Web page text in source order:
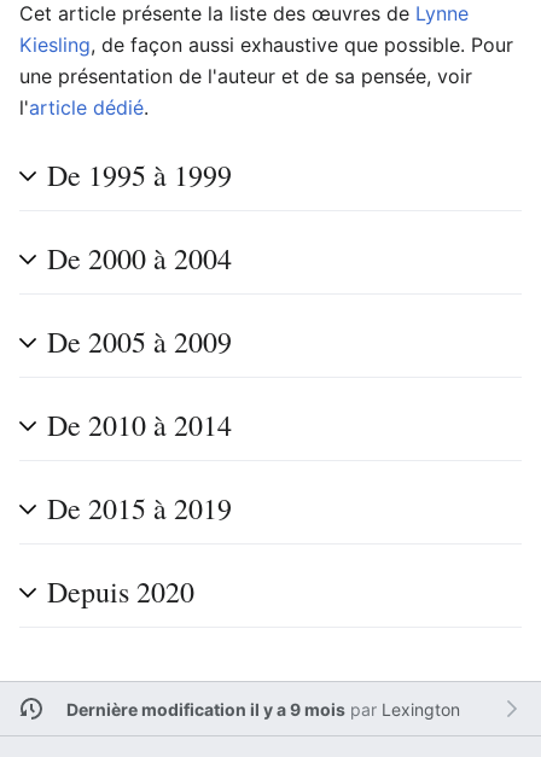
Cet article présente la liste des œuvres de Lynne
Kiesling, de façon aussi exhaustive que possible. Pour
une présentation de l'auteur et de sa pensée, voir
l'article dédié.
De 1995 à 1999
De 2000 à 2004
De 2005 à 2009
De 2010 à 2014
De 2015 à 2019
Depuis 2020
Dernière modification il y a 9 moispar Lexington